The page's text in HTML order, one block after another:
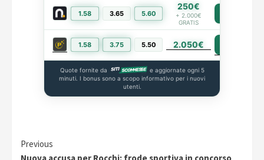
1.58 3.65 5.60
250€
+ 2.000€
GRATIS
1.58 3.75 5.50 2.050€
Quote fornite da
e aggiornate ogni 5
minuti. I bonus sono a scopo informativo per i nuovi
utenti.
Continue
Previous